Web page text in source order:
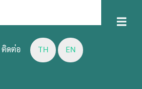
ติดต่อ TH EN